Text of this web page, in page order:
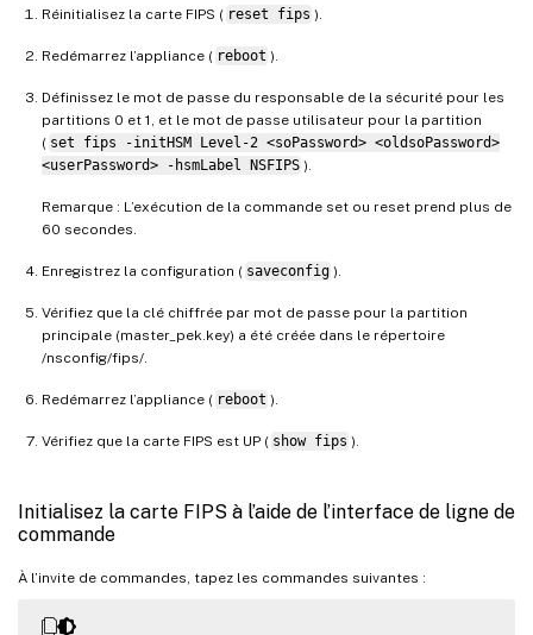
Réinitialisez la carte FIPS ( reset fips ).
Redémarrez l’appliance ( reboot ).
Définissez le mot de passe du responsable de la sécurité pour les
partitions 0 et 1, et le mot de passe utilisateur pour la partition
( set fips -initHSM Level-2 <soPassword> <oldsoPassword>
<userPassword> -hsmLabel NSFIPS ).
Remarque : L’exécution de la commande set ou reset prend plus de
60 secondes.
Enregistrez la configuration ( saveconfig ).
Vérifiez que la clé chiffrée par mot de passe pour la partition
principale (master_pek.key) a été créée dans le répertoire
/nsconfig/fips/.
Redémarrez l’appliance ( reboot ).
Vérifiez que la carte FIPS est UP ( show fips ).
Initialisez la carte FIPS à l’aide de l’interface de ligne de
commande
À l’invite de commandes, tapez les commandes suivantes :